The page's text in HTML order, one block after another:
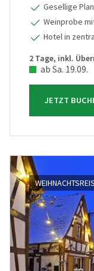
Gesellige
Weinprobe
Hotel in
2 Tage, inkl.
ab Sa. 19.09.
JETZT